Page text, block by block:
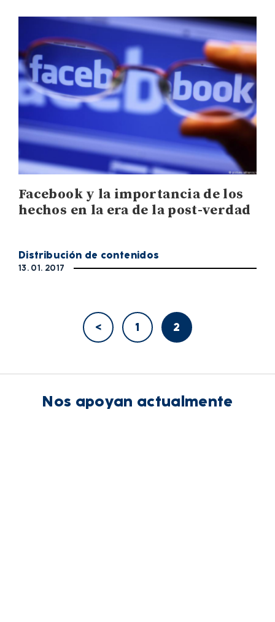
Facebook y la importancia de los
hechos en la era de la post-verdad
Distribución de contenidos
13. 01. 2017
< 1 2
Nos apoyan actualmente